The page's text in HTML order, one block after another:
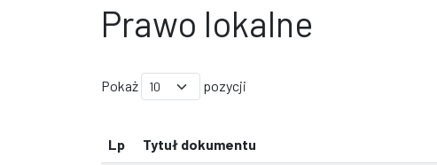
Prawo lokalne
Pokaż pozycji
Lp Tytuł dokumentu